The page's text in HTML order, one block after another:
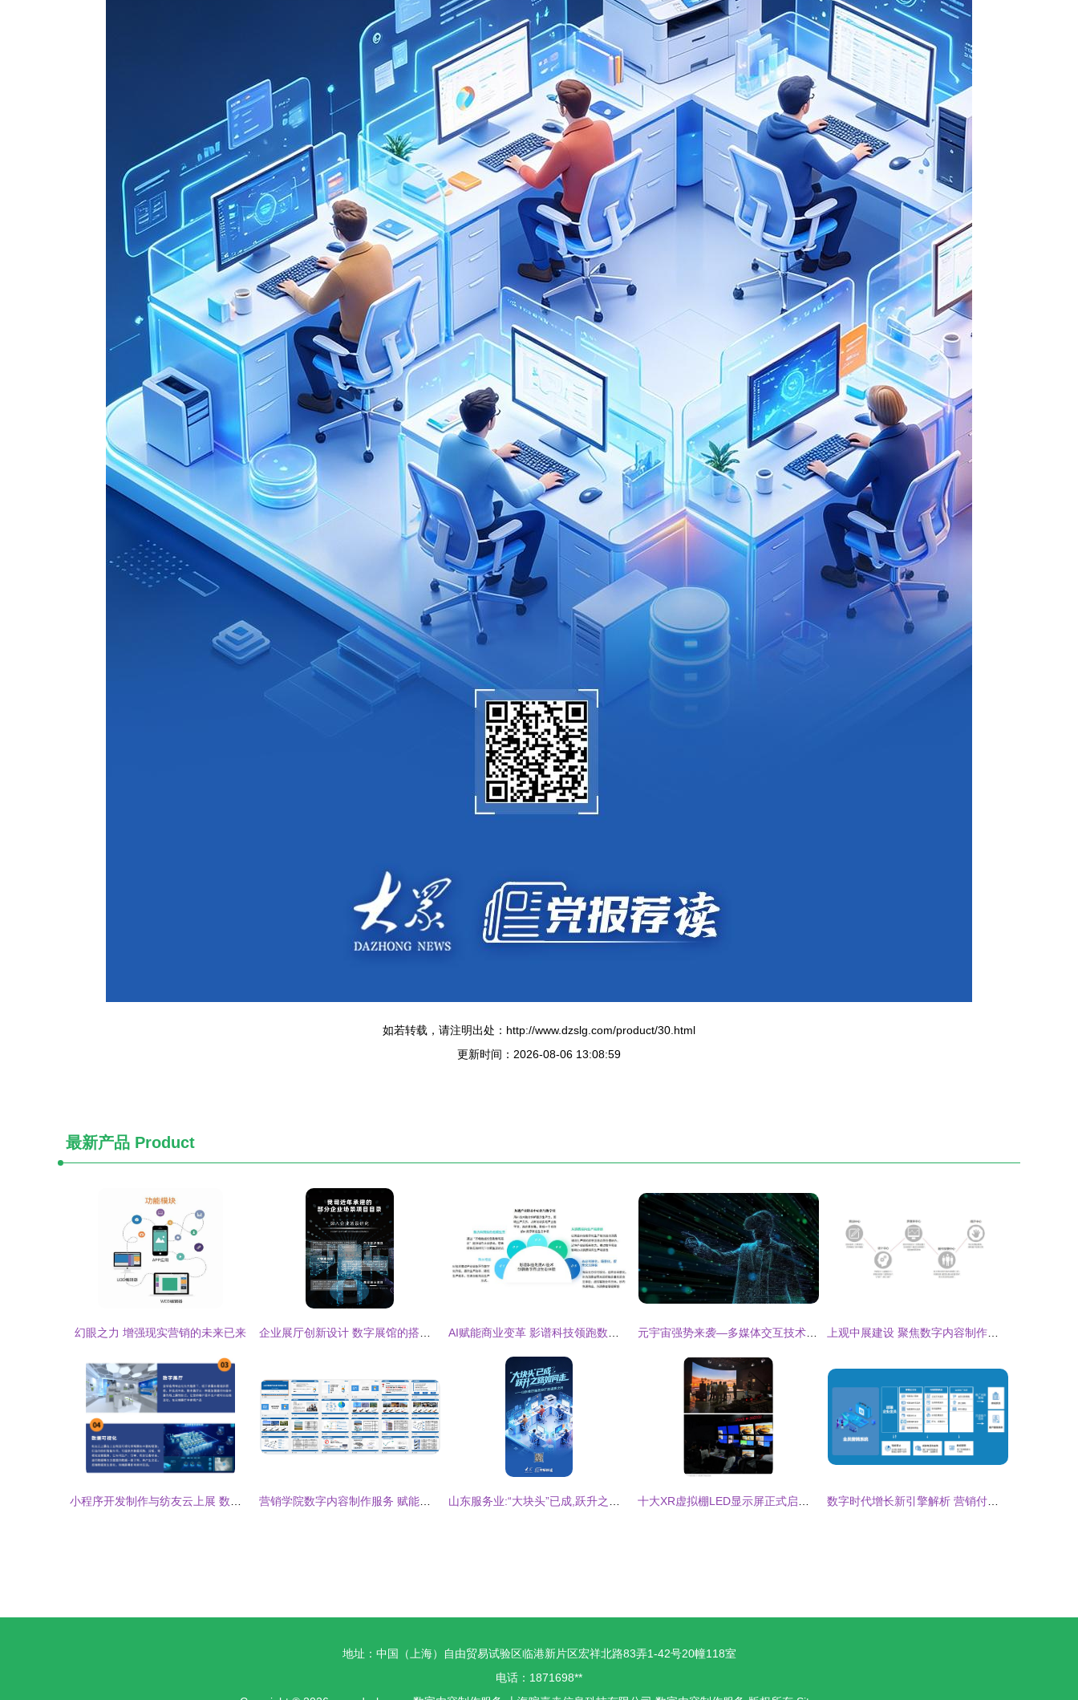
如若转载，请注明出处：http://www.dzslg.com/product/30.html
更新时间：2026-08-06 13:08:59
最新产品 Product
幻眼之力 增强现实营销的未来已来
地址：中国（上海）自由贸易试验区临港新片区宏祥北路83弄1-42号20幢118室
电话：1871698**